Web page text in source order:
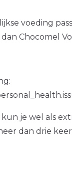
voeding
Chocomel
je wel als
dan drie